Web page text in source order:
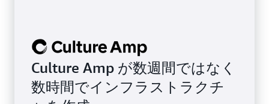
Culture Amp が数週間ではなく
数時間でインフラストラクチ